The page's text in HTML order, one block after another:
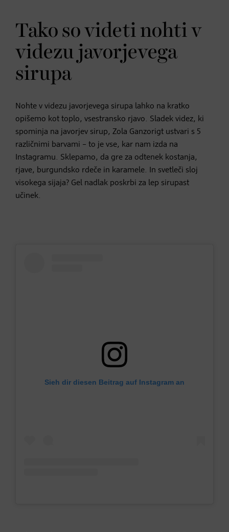
Tako so videti nohti v
videzu javorjevega
sirupa
Nohte v videzu javorjevega sirupa lahko na kratko
opišemo kot toplo, vsestransko rjavo. Sladek videz, ki
spominja na javorjev sirup, Zola Ganzorigt ustvari s 5
različnimi barvami – to je vse, kar nam izda na
Instagramu. Sklepamo, da gre za odtenek kostanja,
rjave, burgundsko rdeče in karamele. In svetleči sloj
visokega sijaja? Gel nadlak poskrbi za lep sirupast
učinek.
Sieh dir diesen Beitrag auf Instagram an